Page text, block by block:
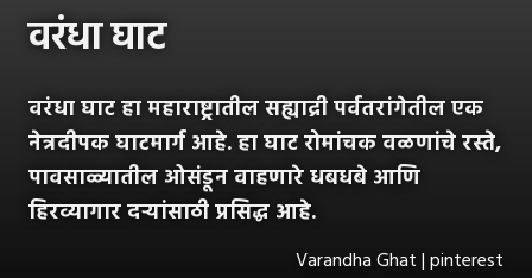
वरंधा घाट
वरंधा घाट हा महाराष्ट्रातील सह्याद्री पर्वतरांगेतील एक
नेत्रदीपक घाटमार्ग आहे. हा घाट रोमांचक वळणांचे रस्ते,
पावसाळ्यातील ओसंडून वाहणारे धबधबे आणि
हिरव्यागार दऱ्यांसाठी प्रसिद्ध आहे.
Varandha Ghat | pinterest